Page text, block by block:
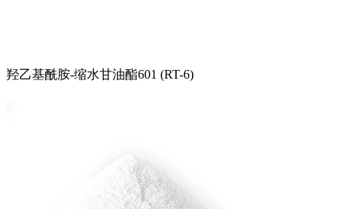
羟乙基酰胺-缩水甘油酯601 (RT-6)